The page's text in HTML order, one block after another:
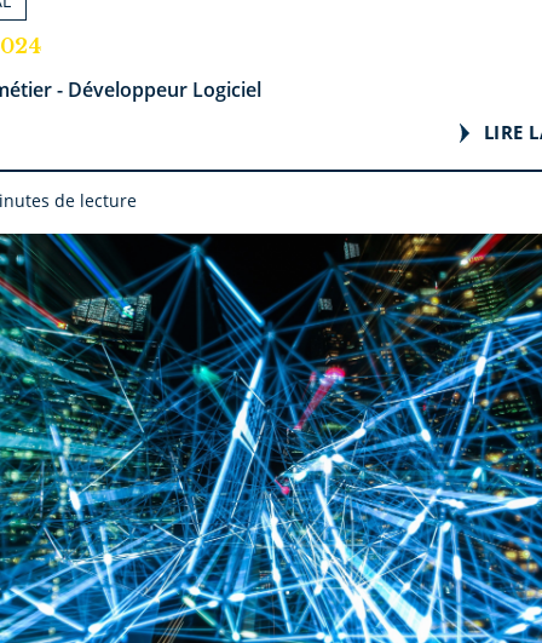
- Développeur Logiciel
LIRE
de lecture